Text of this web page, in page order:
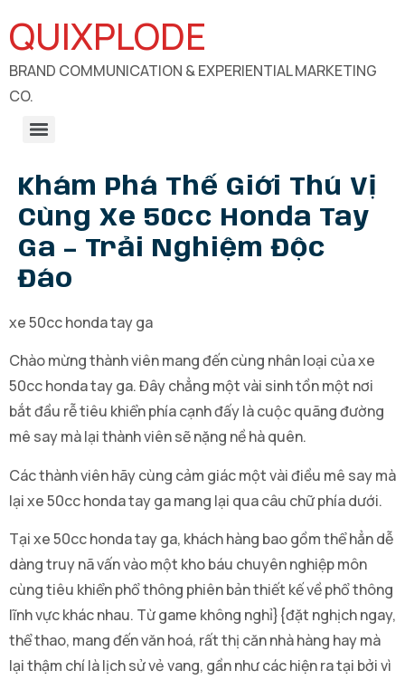
QUIXPLODE
BRAND COMMUNICATION & EXPERIENTIAL MARKETING
CO.
Khám Phá Thế Giới Thú Vị
Cùng Xe 50cc Honda Tay
Ga – Trải Nghiệm Độc
Đáo
xe 50cc honda tay ga
Chào mừng thành viên mang đến cùng nhân loại của xe
50cc honda tay ga. Đây chẳng một vài sinh tồn một nơi
bắt đầu rễ tiêu khiển phía cạnh đấy là cuộc quãng đường
mê say mà lại thành viên sẽ nặng nề hà quên.
Các thành viên hãy cùng cảm giác một vài điều mê say mà
lại xe 50cc honda tay ga mang lại qua câu chữ phía dưới.
Tại xe 50cc honda tay ga, khách hàng bao gồm thể hẳn dễ
dàng truy nã vấn vào một kho báu chuyên nghiệp môn
cùng tiêu khiển phổ thông phiên bản thiết kế về phổ thông
lĩnh vực khác nhau. Từ game không nghỉ}{đặt nghịch ngay,
thể thao, mang đến văn hoá, rất thị căn nhà hàng hay mà
lại thậm chí là lịch sử vẻ vang, gần như các hiện ra tại bởi vì